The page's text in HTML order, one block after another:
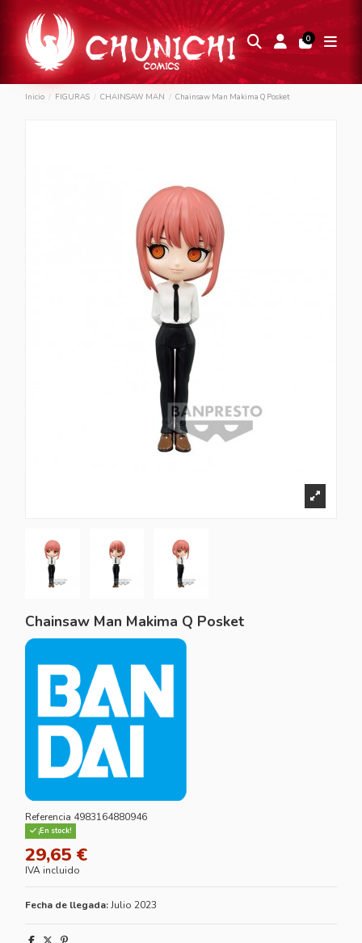
0
Inicio FIGURAS CHAINSAW MAN Chainsaw Man Makima Q Posket
Chainsaw Man Makima Q Posket
Referencia 4983164880946
¡En stock!
29,65 €
IVA incluido
Fecha de llegada:Julio 2023